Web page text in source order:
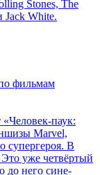
Stones, The
Jack White.
фильмам
паук:
Marvel,
супергероя. В
уже четвёртый
до него сине-